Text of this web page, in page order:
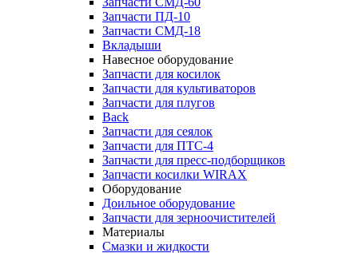
Запчасти ПД-10
Запчасти СМД-18
Вкладыши
Навесное оборудование
Запчасти для косилок
Запчасти для культиваторов
Запчасти для плугов
Back
Запчасти для сеялок
Запчасти для ПТС-4
Запчасти для пресс-подборщиков
Запчасти косилки WIRAX
Оборудование
Доильное оборудование
Запчасти для зерноочистителей
Материалы
Смазки и жидкости